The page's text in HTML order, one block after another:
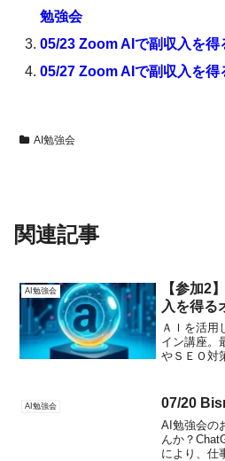
勉強会
05/23 Zoom AIで副収入を得
05/27 Zoom AIで副収入を得
AI勉強会
関連記事
AI勉強会
【参加2
入を得る
ＡＩを活用
イン講座。
やＳＥＯ対
AI勉強会 07/20
AI勉強会の
んか？
により、仕